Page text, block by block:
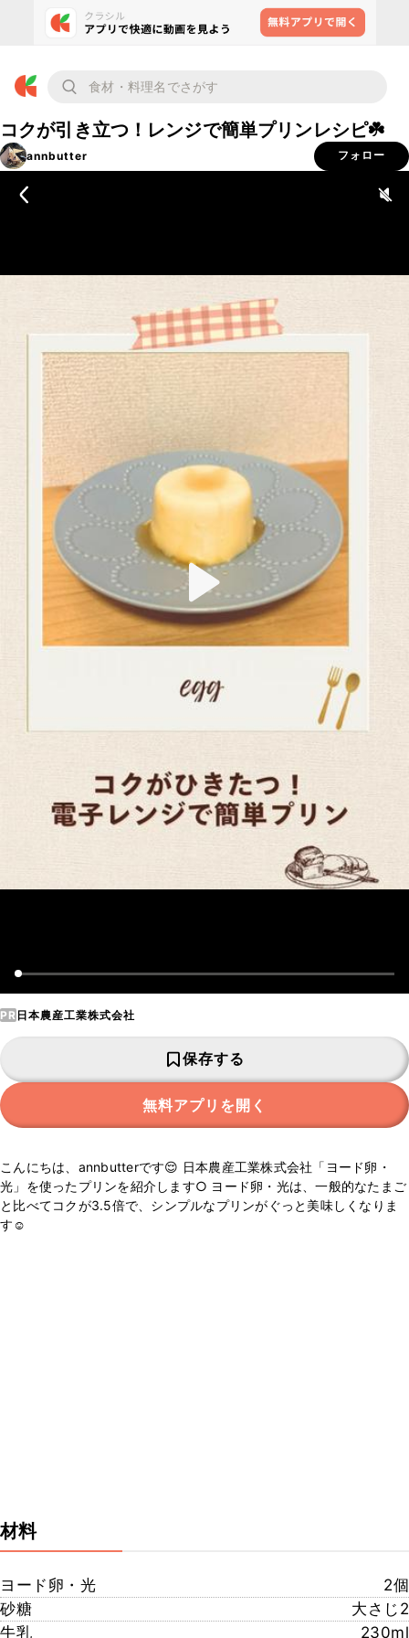
コクが引き立つ！レンジで簡単プリンレシピ☘️
annbutter フォロー
PR 日本農産工業株式会社
保存する
無料アプリを開く
こんにちは、annbutterです😌 日本農産工業株式会社「ヨード卵・
光」を使ったプリンを紹介します○ ヨード卵・光は、一般的なたまご
と比べてコクが3.5倍で、シンプルなプリンがぐっと美味しくなりま
す☺️
材料
ヨード卵・光
2個
砂糖
大さじ2
牛乳
230ml